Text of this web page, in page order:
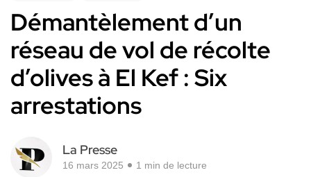
Démantèlement d’un
réseau de vol de récolte
d’olives à El Kef : Six
arrestations
La Presse
16 mars 2025 1 min de lecture